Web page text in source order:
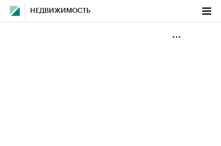
НЕДВИЖИМОСТЬ